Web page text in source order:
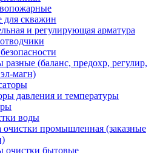
для скважин
и регулирующая арматура
разные (баланс, предохр, регулир,
магн)
давления и температуры
воды
очистки промышленная (заказные
очистки бытовые